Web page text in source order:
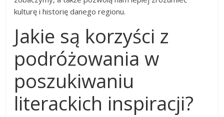
kulturę i historię danego regionu.
Jakie są korzyści z
podróżowania w
poszukiwaniu
literackich inspiracji?